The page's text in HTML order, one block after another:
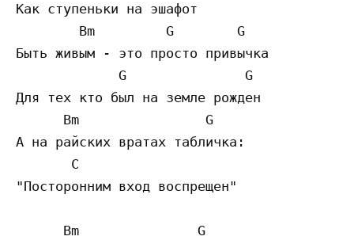
Как ступеньки на эшафот
        Bm         G        G
Быть живым - это просто привычка
             G               G
Для тех кто был на земле рожден
      Bm                G
А на райских вратах табличка:
       C
"Посторонним вход воспрещен"
      Bm               G